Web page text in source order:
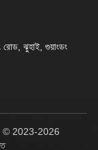
রোড, ঝুহাই, গুয়াংডং
© 2023-2026